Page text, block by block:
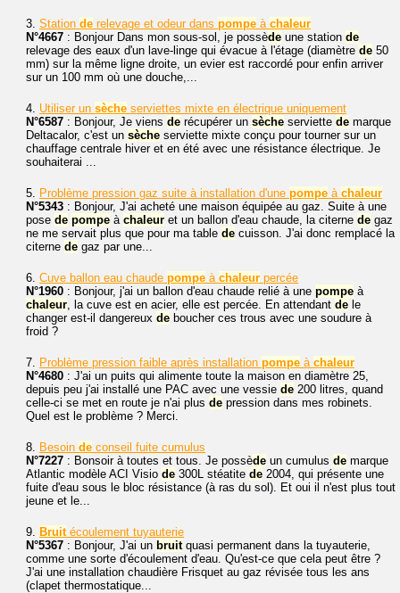
3. Station de relevage et odeur dans pompe à chaleur
N°4667 : Bonjour Dans mon sous-sol, je possède une station de
relevage des eaux d'un lave-linge qui évacue à l'étage (diamètre de 50
mm) sur la même ligne droite, un evier est raccordé pour enfin arriver
sur un 100 mm où une douche,...
4. Utiliser un sèche serviettes mixte en électrique uniquement
N°6587 : Bonjour, Je viens de récupérer un sèche serviette de marque
Deltacalor, c'est un sèche serviette mixte conçu pour tourner sur un
chauffage centrale hiver et en été avec une résistance électrique. Je
souhaiterai ...
5. Problème pression gaz suite à installation d'une pompe à chaleur
N°5343 : Bonjour, J'ai acheté une maison équipée au gaz. Suite à une
pose de pompe à chaleur et un ballon d'eau chaude, la citerne de gaz
ne me servait plus que pour ma table de cuisson. J'ai donc remplacé la
citerne de gaz par une...
6. Cuve ballon eau chaude pompe à chaleur percée
N°1960 : Bonjour, j'ai un ballon d'eau chaude relié à une pompe à
chaleur, la cuve est en acier, elle est percée. En attendant de le
changer est-il dangereux de boucher ces trous avec une soudure à
froid ?
7. Problème pression faible après installation pompe à chaleur
N°4680 : J'ai un puits qui alimente toute la maison en diamètre 25,
depuis peu j'ai installé une PAC avec une vessie de 200 litres, quand
celle-ci se met en route je n'ai plus de pression dans mes robinets.
Quel est le problème ? Merci.
8. Besoin de conseil fuite cumulus
N°7227 : Bonsoir à toutes et tous. Je possède un cumulus de marque
Atlantic modèle ACI Visio de 300L stéatite de 2004, qui présente une
fuite d'eau sous le bloc résistance (à ras du sol). Et oui il n'est plus tout
jeune et le...
9. Bruitécoulement tuyauterie
N°5367 : Bonjour, J'ai un bruitquasi permanent dans la tuyauterie,
comme une sorte d'écoulement d'eau. Qu'est-ce que cela peut être ?
J'ai une installation chaudière Frisquet au gaz révisée tous les ans
(clapet thermostatique...